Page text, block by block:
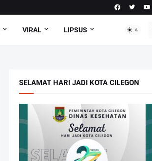
VIRAL LIPSUS
SELAMAT HARI JADI KOTA CILEGON